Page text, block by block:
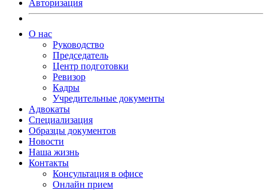
Авторизация
О нас
Руководство
Председатель
Центр подготовки
Ревизор
Кадры
Учредительные документы
Адвокаты
Специализация
Образцы документов
Новости
Наша жизнь
Контакты
Консультация в офисе
Онлайн прием